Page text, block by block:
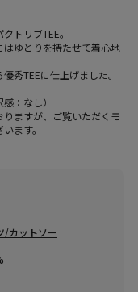
トリブTEE。
ゆとりを持たせて着心地
秀TEEに仕上げました。
：なし）
ますが、ご覧いただくモ
ます。
/カットソー